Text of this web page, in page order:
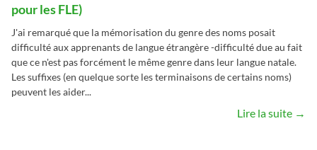
pour les FLE)
J'ai remarqué que la mémorisation du genre des noms posait
difficulté aux apprenants de langue étrangère -difficulté due au fait
que ce n'est pas forcément le même genre dans leur langue natale.
Les suffixes (en quelque sorte les terminaisons de certains noms)
peuvent les aider...
Lire la suite →